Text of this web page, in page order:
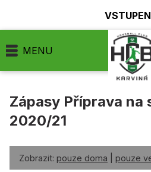
MENU
Zápasy Příprava na
2020/21
Zobrazit: pouze doma pouze